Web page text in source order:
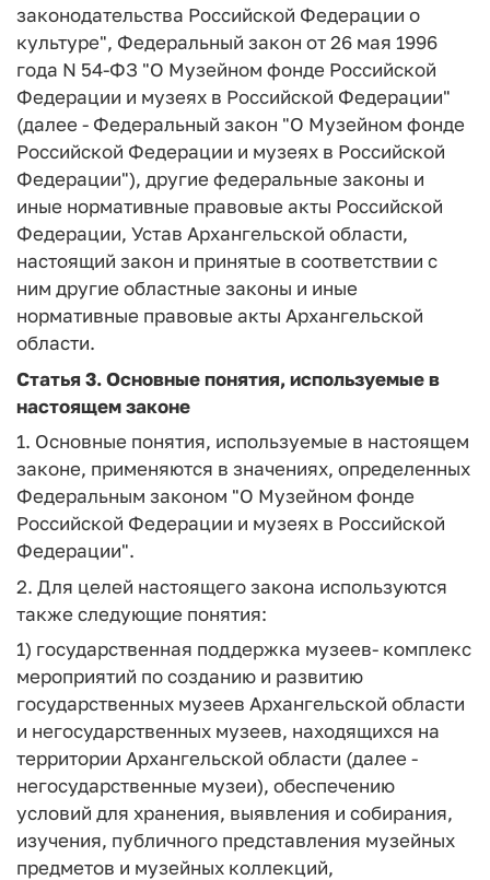
законодательства Российской Федерации о
культуре", Федеральный закон от 26 мая 1996
года N 54-ФЗ "О Музейном фонде Российской
Федерации и музеях в Российской Федерации"
(далее - Федеральный закон "О Музейном фонде
Российской Федерации и музеях в Российской
Федерации"), другие федеральные законы и
иные нормативные правовые акты Российской
Федерации, Устав Архангельской области,
настоящий закон и принятые в соответствии с
ним другие областные законы и иные
нормативные правовые акты Архангельской
области.
Статья 3.Основные понятия, используемые в
настоящем законе
1. Основные понятия, используемые в настоящем
законе, применяются в значениях, определенных
Федеральным законом "О Музейном фонде
Российской Федерации и музеях в Российской
Федерации".
2. Для целей настоящего закона используются
также следующие понятия:
1) государственная поддержка музеев- комплекс
мероприятий по созданию и развитию
государственных музеев Архангельской области
и негосударственных музеев, находящихся на
территории Архангельской области (далее -
негосударственные музеи), обеспечению
условий для хранения, выявления и собирания,
изучения, публичного представления музейных
предметов и музейных коллекций,